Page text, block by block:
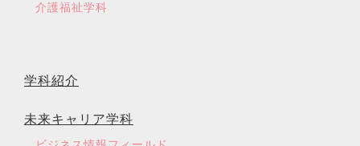
介護福祉学科
学科紹介
未来キャリア学科